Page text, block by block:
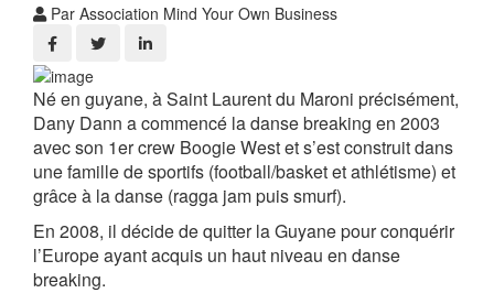
Par Association Mind Your Own Business
Né en guyane, à Saint Laurent du Maroni précisément,
Dany Dann a commencé la danse breaking en 2003
avec son 1er crew Boogie West et s’est construit dans
une famille de sportifs (football/basket et athlétisme) et
grâce à la danse (ragga jam puis smurf).
En 2008, il décide de quitter la Guyane pour conquérir
l’Europe ayant acquis un haut niveau en danse
breaking.